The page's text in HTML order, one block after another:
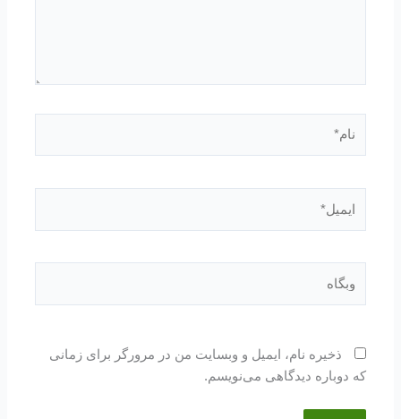
ذخیره نام، ایمیل و وبسایت من در مرورگر برای زمانی
که دوباره دیدگاهی می‌نویسم.